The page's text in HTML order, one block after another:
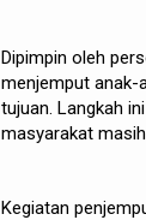
Dipimpin oleh
menjemput anak-
tujuan. Langkah
masyarakat
Kegiatan